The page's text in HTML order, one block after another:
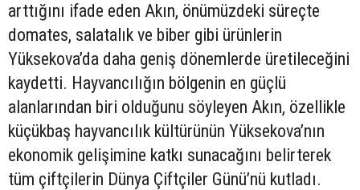
arttığını ifade eden Akın, önümüzdeki süreçte
domates, salatalık ve biber gibi ürünlerin
Yüksekova’da daha geniş dönemlerde üretileceğini
kaydetti. Hayvancılığın bölgenin en güçlü
alanlarından biri olduğunu söyleyen Akın, özellikle
küçükbaş hayvancılık kültürünün Yüksekova’nın
ekonomik gelişimine katkı sunacağını belirterek
tüm çiftçilerin Dünya Çiftçiler Günü’nü kutladı.